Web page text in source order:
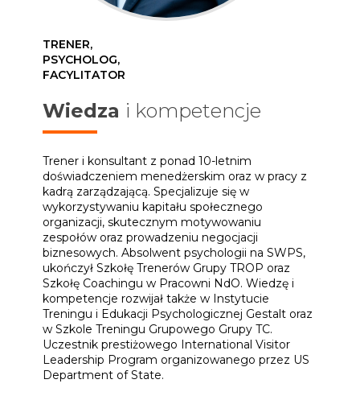
TRENER,
PSYCHOLOG,
FACYLITATOR
Wiedza i kompetencje
Trener i konsultant z ponad 10-letnim
doświadczeniem menedżerskim oraz w pracy z
kadrą zarządzającą. Specjalizuje się w
wykorzystywaniu kapitału społecznego
organizacji, skutecznym motywowaniu
zespołów oraz prowadzeniu negocjacji
biznesowych. Absolwent psychologii na SWPS,
ukończył Szkołę Trenerów Grupy TROP oraz
Szkołę Coachingu w Pracowni NdO. Wiedzę i
kompetencje rozwijał także w Instytucie
Treningu i Edukacji Psychologicznej Gestalt oraz
w Szkole Treningu Grupowego Grupy TC.
Uczestnik prestiżowego International Visitor
Leadership Program organizowanego przez US
Department of State.